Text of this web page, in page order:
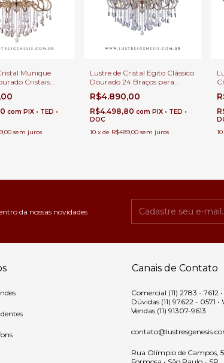
Munique
Cristais
24 Braços para
Pé Direito Duplo e
• DCD00479-
com PIX • TED •
sem juros
Lustre de Cristal Egito Clássico
Dourado 24 Braços para
Casas com Pé Direito Duplo e
Buffet
R$4.890,00
R$4.498,80com PIX • TED •
DOC
10 xde R$489,00 sem juros
10
da nossas novidades
Canais de Contato
Comercial (11) 2783 - 7612
Dúvidas (11) 97622 - 0571
Vendas (11) 91307-9613
Rua Olímpio de Campos,